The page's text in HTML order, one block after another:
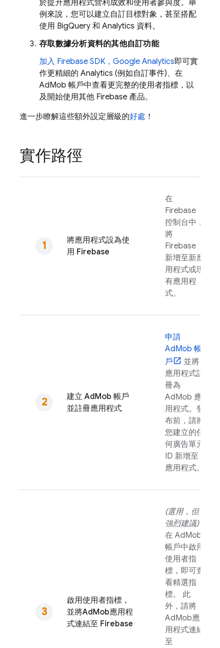
於提升應用程式營利成效和使用者參與度。舉
例來說，您可以建立自訂目標對象，甚至搭配
使用 BigQuery 和 Analytics 資料。
存取數據分析資料的其他自訂功能
加入 Firebase SDK， Google Analytics即可實
作更精細的 Analytics (例如自訂事件)、在
AdMob 帳戶中查看更完整的使用者指標，以
及開始使用其他 Firebase 產品。
進一步瞭解這些額外設定層級的好處 ！
實作路徑
將應用程式設為使
用 Firebase
在
Firebase
控制台中，
將
Firebase
新增至新應
用程式或現
有應用程
式。
建立 AdMob 帳戶
並註冊應用程式
申請
AdMob 帳
戶
並將
應用程式註
冊為
AdMob 應
用程式。發
布前，請將
您建立的任
何廣告單元
ID 新增至
應用程式。
啟用使用者指標，
並將AdMob應用程
式連結至 Firebase
(選用，但
強烈建議)
在 AdMob
帳戶中啟用
使用者指
標，即可查
看精選指
標。 此
外，請將
AdMob應
用程式連結
至